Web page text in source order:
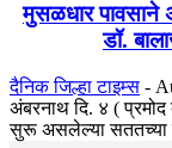
मुसळधार
डॉ.
दैनिक जिल्हा टाइम्स -
अंबरनाथ दि. ४ (
सुरू असलेल्या सततच्या